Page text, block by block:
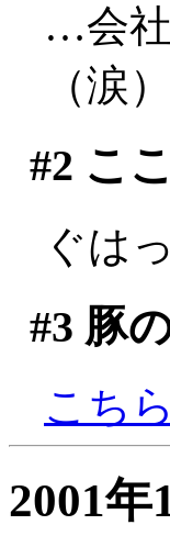
…会
（涙）
#2 こ
ぐはっ
#3 豚
こち
2001年